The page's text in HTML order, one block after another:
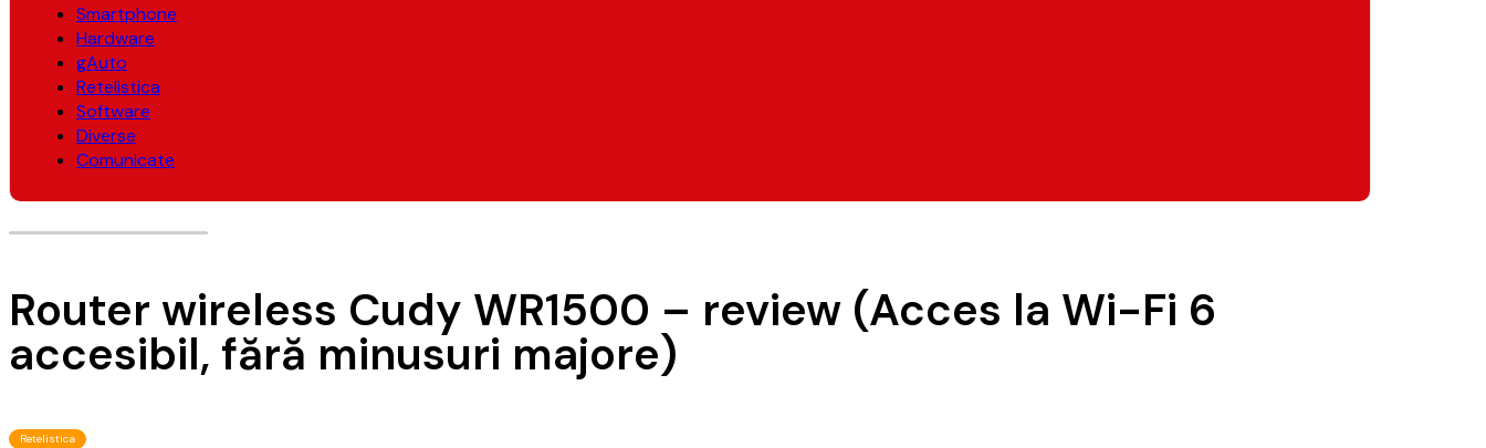
Smartphone
Hardware
gAuto
Retelistica
Software
Diverse
Comunicate
Router wireless Cudy WR1500 – review (Acces la Wi-Fi 6
accesibil, fără minusuri majore)
Retelistica